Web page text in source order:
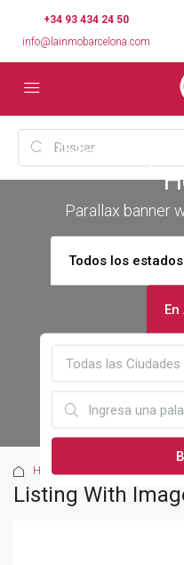
+34 93 434 24 50
info@lainmobarcelona.com
Welcome,
Parallax banner
Todos los estados
Todas las Ciudades
Home
Listing With